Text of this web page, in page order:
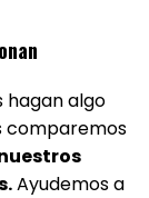
hagan algo
comparemos
Ayudemos a